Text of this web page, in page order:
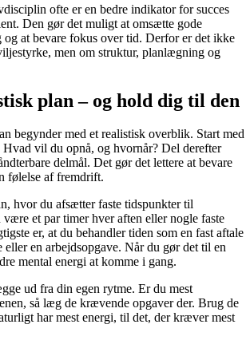
ofte er en bedre indikator for succes
Den gør det muligt at omsætte gode
at bevare fokus over tid. Derfor er det ikke
men om struktur, planlægning og
plan – og hold dig til den
begynder med et realistisk overblik. Start med
vil du opnå, og hvornår? Del derefter
delmål. Det gør det lettere at bevare
følelse af fremdrift.
hvor du afsætter faste tidspunkter til
være et par timer hver aften eller nogle faste
er, at du behandler tiden som en fast aftale
eller en arbejdsopgave. Når du gør det til en
mental energi at komme i gang.
ud fra din egen rytme. Er du mest
så læg de krævende opgaver der. Brug de
har mest energi, til det, der kræver mest